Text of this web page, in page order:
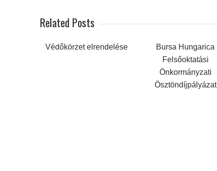
Related Posts
Védőkörzet elrendelése
Bursa Hungarica
Felsőoktatási
Önkormányzati
Ösztöndíjpályázat